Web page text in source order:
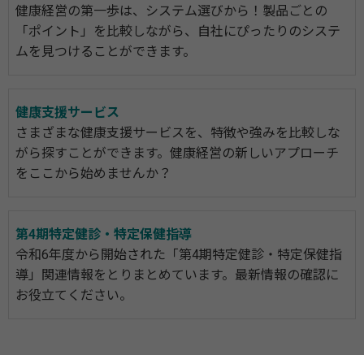
健康経営の第一歩は、システム選びから！製品ごとの
「ポイント」を比較しながら、自社にぴったりのシステ
ムを見つけることができます。
健康支援サービス
さまざまな健康支援サービスを、特徴や強みを比較しな
がら探すことができます。健康経営の新しいアプローチ
をここから始めませんか？
第4期特定健診・特定保健指導
令和6年度から開始された「第4期特定健診・特定保健指
導」関連情報をとりまとめています。最新情報の確認に
お役立てください。